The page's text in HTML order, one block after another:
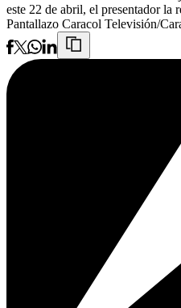
este 22 de abril, el presentador la
Pantallazo Caracol Televisión/